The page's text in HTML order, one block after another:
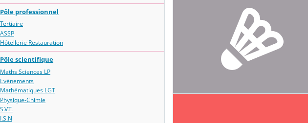
Pôle professionnel
Tertiaire
ASSP
Hôtellerie Restauration
Pôle scientifique
Maths Sciences LP
Evènements
Mathématiques LGT
Physique-Chimie
S.V.T.
I.S.N